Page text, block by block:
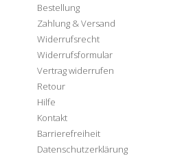
Bestellung
Zahlung & Versand
Widerrufsrecht
Widerrufsformular
Vertrag widerrufen
Retour
Hilfe
Kontakt
Barrierefreiheit
Datenschutzerklärung